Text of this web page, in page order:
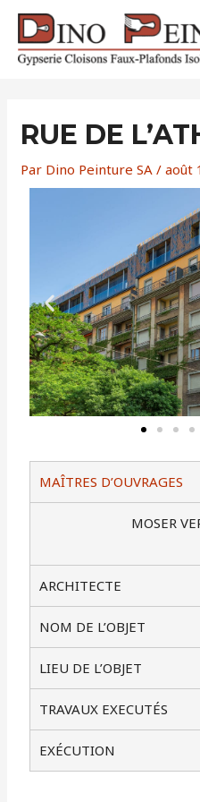
Aller
contenu
RUE DE
Par Dino Peinture SA/août
MAÎTRES D’OUVRAGES
MOSER
ARCHITECTE
NOM DE L’OBJET
LIEU DE L’OBJET
TRAVAUX EXECUTÉS
EXÉCUTION